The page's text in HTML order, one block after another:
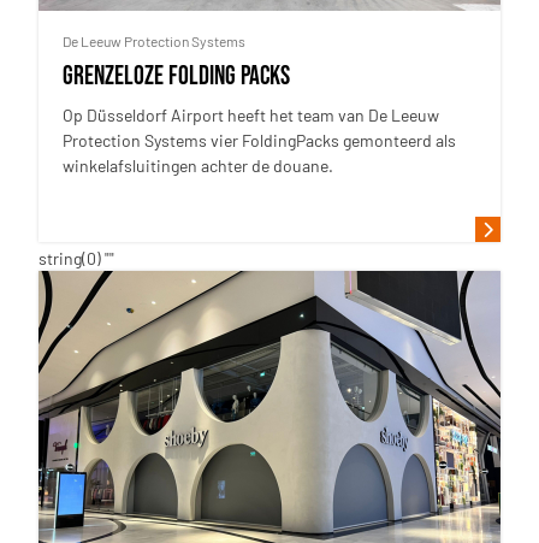
De Leeuw Protection Systems
Grenzeloze Folding Packs
Op Düsseldorf Airport heeft het team van De Leeuw
Protection Systems vier FoldingPacks gemonteerd als
winkelafsluitingen achter de douane.
string(0) ""